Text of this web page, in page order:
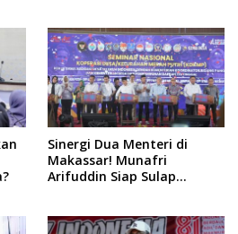
Sinergi Dua Menteri di
Makassar! Munafri
Arifuddin Siap Sulap
Baru